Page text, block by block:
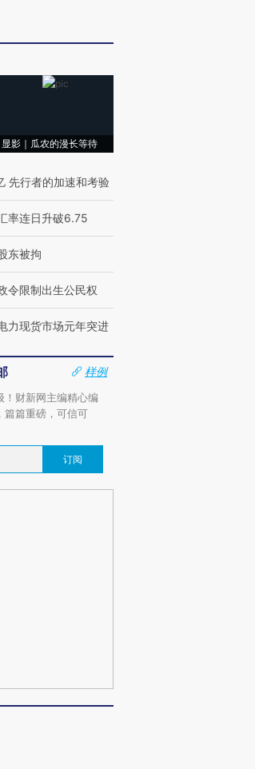
显影｜瓜农的漫长等待
先行者的加速和考验
率连日升破6.75
东被拘
令限制出生公民权
力现货市场元年突进
样例
！财新网主编精心编
篇篇重磅，可信可
订阅